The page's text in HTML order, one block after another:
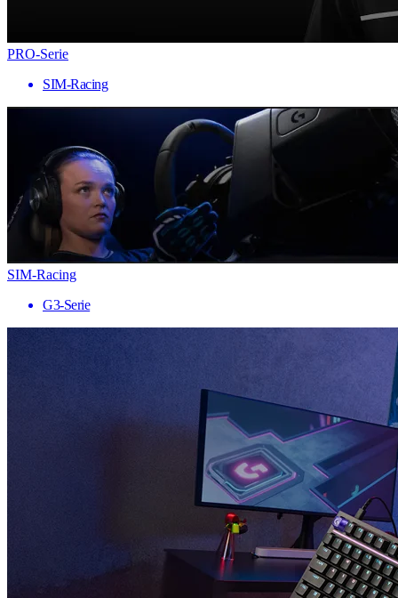
PRO-Serie
SIM-Racing
SIM-Racing
G3-Serie